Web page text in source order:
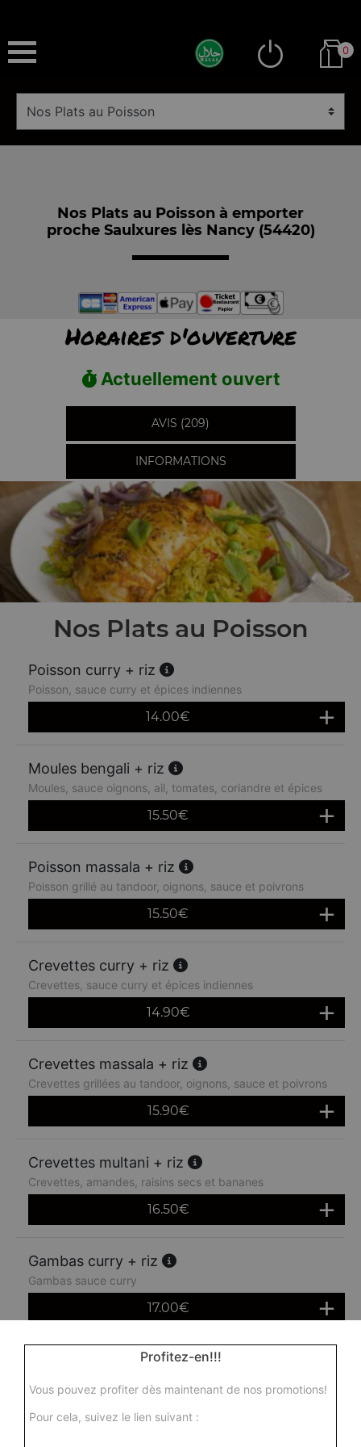
0
Nos Plats au Poisson à emporter
proche Saulxures lès Nancy (54420)
Horaires d'ouverture
Actuellement ouvert
AVIS (209)
INFORMATIONS
Nos Plats au Poisson
Poisson curry + riz
Poisson, sauce curry et épices indiennes
14.00€
Moules bengali + riz
Moules, sauce oignons, ail, tomates, coriandre et épices
15.50€
Poisson massala + riz
Poisson grillé au tandoor, oignons, sauce et poivrons
15.50€
Crevettes curry + riz
Crevettes, sauce curry et épices indiennes
14.90€
Crevettes massala + riz
Crevettes grillées au tandoor, oignons, sauce et poivrons
15.90€
Crevettes multani + riz
Crevettes, amandes, raisins secs et bananes
16.50€
Gambas curry + riz
Gambas sauce curry
17.00€
Gambas massala + rizProfitez-en!!!
Vous pouvez profiter dès maintenant de nos promotions!
Pour cela, suivez le lien suivant :